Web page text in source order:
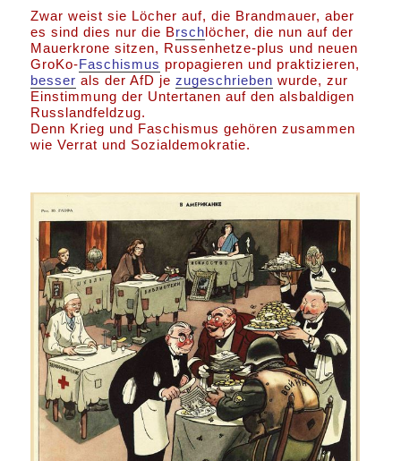
Zwar weist sie Löcher auf, die Brandmauer, aber
es sind dies nur die Brschlöcher, die nun auf der
Mauerkrone sitzen, Russenhetze-plus und neuen
GroKo-Faschismus propagieren und praktizieren,
besser als der AfD jezugeschrieben wurde, zur
Einstimmung der Untertanen auf den alsbaldigen
Russlandfeldzug.
Denn Krieg und Faschismus gehören zusammen
wie Verrat und Sozialdemokratie.